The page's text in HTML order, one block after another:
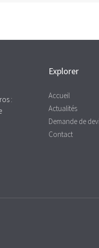
:
Explorer
Accueil
Actualités
Demande de
Contact